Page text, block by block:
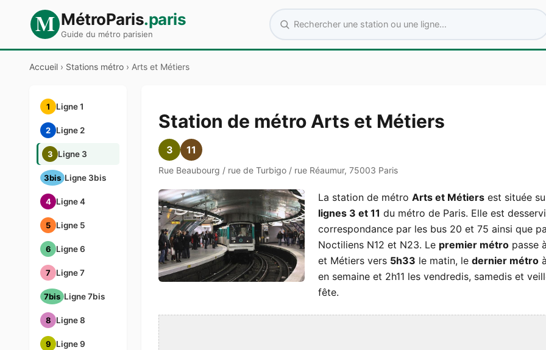
M MétroParis.paris
Guide du métro parisien Rechercher une station ou une ligne
Accueil › Stations métro › Arts et Métiers
1 Ligne 1
2 Ligne 2
3 Ligne 3
3bis Ligne 3bis
4 Ligne 4
5 Ligne 5
6 Ligne 6
7 Ligne 7
7bis Ligne 7bis
8 Ligne 8
9 Ligne 9
Station de métro Arts et Métiers
3 11
Rue Beaubourg / rue de Turbigo / rue Réaumur, 75003 Paris
La station de métro Arts et Métiers est située
lignes 3 et 11 du métro de Paris. Elle est
correspondance par les bus 20 et 75 ainsi que
Noctiliens N12 et N23. Le premier métro passe
et Métiers vers 5h33 le matin, le dernier métro
en semaine et 2h11 les vendredis, samedis et
fête.